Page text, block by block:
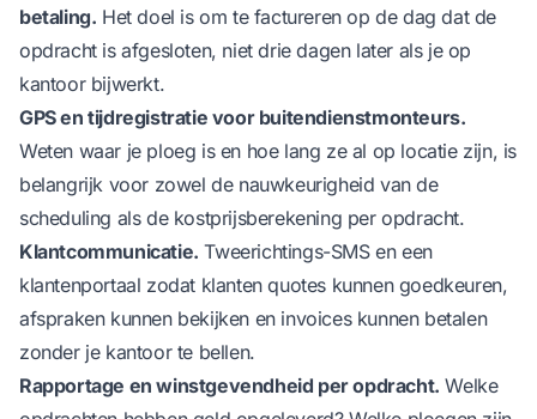
betaling. Het doel is om te factureren op de dag dat de
opdracht is afgesloten, niet drie dagen later als je op
kantoor bijwerkt.
GPS en tijdregistratie voor buitendienstmonteurs.
Weten waar je ploeg is en hoe lang ze al op locatie zijn, is
belangrijk voor zowel de nauwkeurigheid van de
scheduling als de kostprijsberekening per opdracht.
Klantcommunicatie. Tweerichtings-SMS en een
klantenportaal zodat klanten quotes kunnen goedkeuren,
afspraken kunnen bekijken en invoices kunnen betalen
zonder je kantoor te bellen.
Rapportage en winstgevendheid per opdracht. Welke